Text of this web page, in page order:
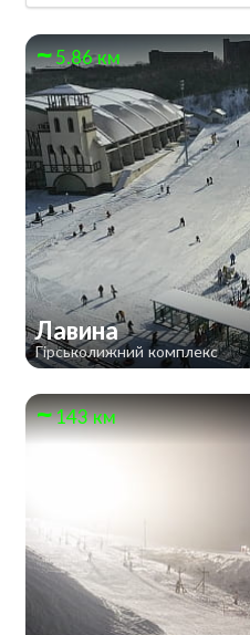
5.86 км
Лавина
Гірськолижний комплекс
143 км